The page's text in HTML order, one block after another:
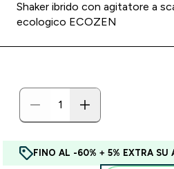
Shaker ibrido con agitatore a
ecologico ECOZEN
FINO AL -60% + 5% EXTRA SU